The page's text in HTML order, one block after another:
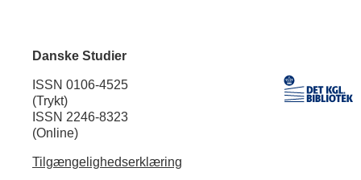
Danske Studier
ISSN 0106-4525
(Trykt)
ISSN 2246-8323
(Online)
Tilgængelighedserklæring